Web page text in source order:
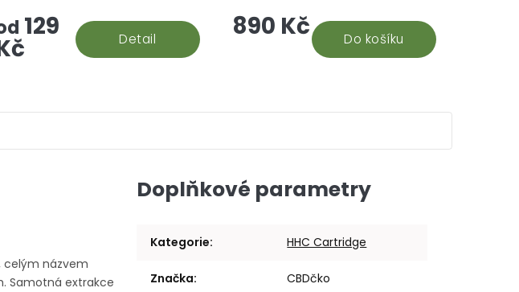
129 Detail
hašiš v jeho CBD podobě.
890 Kč Do košíku
stálých odběratelů 30% CBD oleje,
vyhodnocujeme tento...
celým názvem
Samotná extrakce
Doplňkové parametry
Kategorie: HHC Cartridge
Značka: CBDčko